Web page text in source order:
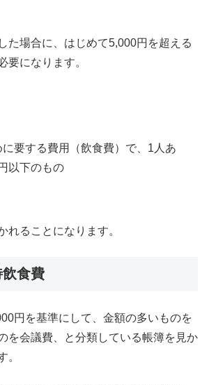
た場合に、はじめて5,000円を超える
要になります。
要する費用（飲食費）で、1人あ
以下のもの
れることになります。
食費
円を基準にして、金額の多いものを
を会議費、と分類している帳簿を見か
。